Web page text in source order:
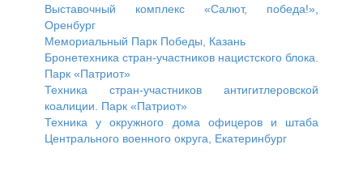
Выставочный комплекс «Салют, победа!»,
Оренбург
Мемориальный Парк Победы, Казань
Бронетехника стран-участников нацистского блока.
Парк «Патриот»
Техника стран-участников антигитлеровской
коалиции. Парк «Патриот»
Техника у окружного дома офицеров и штаба
Центрального военного округа, Екатеринбург